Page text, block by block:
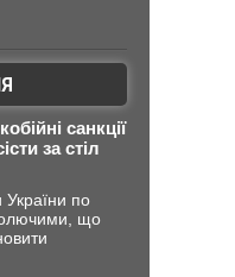
санкції
за стіл
України по
що